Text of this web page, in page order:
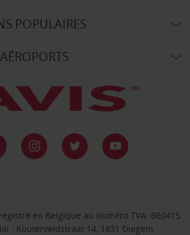
POPULAIRES
en Belgique au numéro TVA: BE0415
: Kouterveldstraat 14, 1831 Diegem.